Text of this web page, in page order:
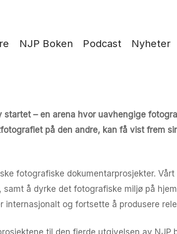
NJP Boken Podcast Nyheter
startet – en arena hvor uavhengige
på den andre, kan få vist frem
fotografiske dokumentarprosjekter.
å dyrke det fotografiske miljø på
og fortsette å produsere
til den fjerde utgivelsen av